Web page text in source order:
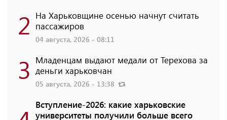
2 На Харьковщине осенью начнут считать
пассажиров
04 августа, 2026 - 08:11
3 Младенцам выдают медали от Терехова за
деньги харьковчан
05 августа, 2026 - 13:38
Вступление-2026: какие харьковские
университеты получили больше всего